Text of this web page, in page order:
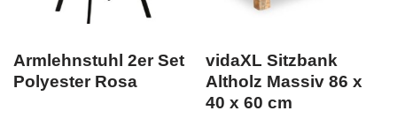
Armlehnstuhl 2er Set
Polyester Rosa
vidaXL Sitzbank
Altholz Massiv 86 x
40 x 60 cm